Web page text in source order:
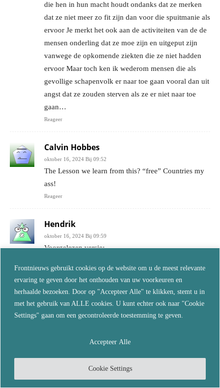
Frontnieuws gebruikt cookies op de website om u de meest relevante
ervaring te geven door het onthouden van uw voorkeuren en
herhaalde bezoeken. Door op "Accepteer Alle" te klikken, stemt u in
met het gebruik van ALLE cookies. U kunt echter ook naar "Cookie
Settings" gaan om een gecontroleerde toestemming te geven.
Cookie Settings
Accepteer Alle
die hen in hun macht houdt ondanks dat ze merken
dat ze niet meer zo fit zijn dan voor die spuitmanie als
ervoor Je merkt het ook aan de activiteiten van de de
mensen onderling dat ze moe zijn en uitgeput zijn
vanwege de opkomende ziekten die ze niet hadden
ervoor Maar toch ken ik wederom mensen die als
gevollige schapenvolk er naar toe gaan vooral dan uit
angst dat ze zouden sterven als ze er niet naar toe
gaan…
Reageer
Calvin Hobbes
oktober 16, 2024 Bij 09:52
The Lesson we learn from this? “free” Countries my
ass!
Reageer
Hendrik
oktober 16, 2024 Bij 09:59
Voorgelezen versie:
Reageer
Patrick
oktober 16, 2024 Bij 11:01
politici echter, zij die het dus voor t zeggen